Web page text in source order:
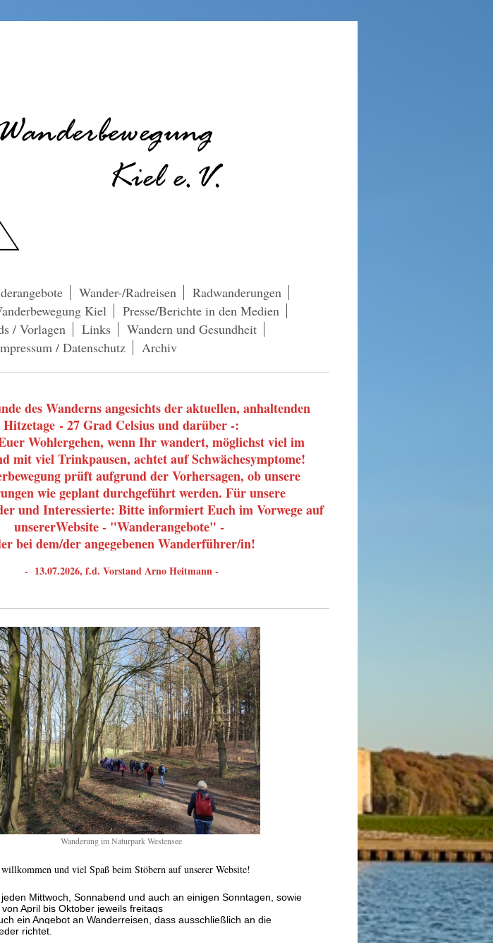
Wander-/Radreisen
Radwanderungen
Kiel
Presse/Berichte in den Medien
/ Vorlagen Links
Wandern und Gesundheit
/ Datenschutz Archiv
des Wanderns angesichts der aktuellen, anhaltenden
Hitzetage - 27 Grad Celsius und darüber -:
Wohlergehen, wenn Ihr wandert, möglichst viel im
mit viel Trinkpausen, achtet auf Schwächesymptome!
prüft aufgrund der Vorhersagen, ob unsere
wie geplant durchgeführt werden. Für unsere
und Interessierte: Bitte informiert Euch im Vorwege auf
unsererWebsite - "Wanderangebote" -
bei dem/der angegebenen Wanderführer/in!
- 13.07.2026, f.d. Vorstand Arno Heitmann -
Wanderung im Naturpark Westensee
und viel Spaß beim Stöbern auf unserer Website!
Mittwoch, Sonnabend und auch an einigen Sonntagen, sowie
April bis Oktober jeweils freitags
ein Angebot an Wanderreisen, dass ausschließlich an die
richtet.